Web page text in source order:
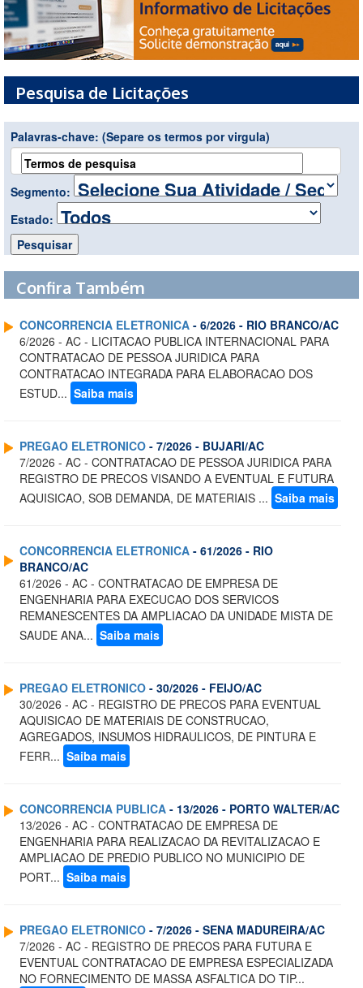
Pesquisa de Licitações
Palavras-chave: (Separe os termos por virgula)
Segmento:
Estado:
Confira Também
CONCORRENCIA ELETRONICA - 6/2026 - RIO BRANCO/AC
6/2026 - AC - LICITACAO PUBLICA INTERNACIONAL PARA
CONTRATACAO DE PESSOA JURIDICA PARA
CONTRATACAO INTEGRADA PARA ELABORACAO DOS
ESTUD... Saiba mais
PREGAO ELETRONICO - 7/2026 - BUJARI/AC
7/2026 - AC - CONTRATACAO DE PESSOA JURIDICA PARA
REGISTRO DE PRECOS VISANDO A EVENTUAL E FUTURA
AQUISICAO, SOB DEMANDA, DE MATERIAIS ... Saiba mais
CONCORRENCIA ELETRONICA - 61/2026 - RIO
BRANCO/AC
61/2026 - AC - CONTRATACAO DE EMPRESA DE
ENGENHARIA PARA EXECUCAO DOS SERVICOS
REMANESCENTES DA AMPLIACAO DA UNIDADE MISTA DE
SAUDE ANA... Saiba mais
PREGAO ELETRONICO - 30/2026 - FEIJO/AC
30/2026 - AC - REGISTRO DE PRECOS PARA EVENTUAL
AQUISICAO DE MATERIAIS DE CONSTRUCAO,
AGREGADOS, INSUMOS HIDRAULICOS, DE PINTURA E
FERR... Saiba mais
CONCORRENCIA PUBLICA - 13/2026 - PORTO WALTER/AC
13/2026 - AC - CONTRATACAO DE EMPRESA DE
ENGENHARIA PARA REALIZACAO DA REVITALIZACAO E
AMPLIACAO DE PREDIO PUBLICO NO MUNICIPIO DE
PORT... Saiba mais
PREGAO ELETRONICO - 7/2026 - SENA MADUREIRA/AC
7/2026 - AC - REGISTRO DE PRECOS PARA FUTURA E
EVENTUAL CONTRATACAO DE EMPRESA ESPECIALIZADA
NO FORNECIMENTO DE MASSA ASFALTICA DO TIP...